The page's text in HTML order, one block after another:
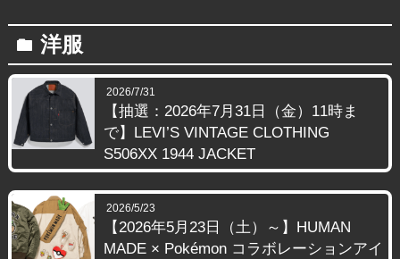
folder 洋服
2026/7/31
【抽選：2026年7月31日（金）11時ま
で】LEVI’S VINTAGE CLOTHING
S506XX 1944 JACKET
2026/5/23
【2026年5月23日（土）～】HUMAN
MADE × Pokémon コラボレーションアイ